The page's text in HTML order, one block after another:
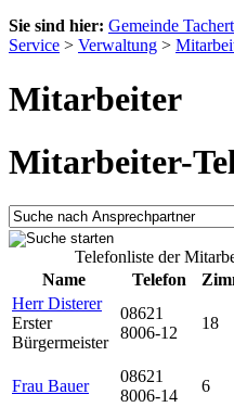
Sie sind hier: Gemeinde
Service > Verwaltung >
Mitarbeiter
Mitarbeiter-
Telefonliste der
Name
Telefon
Herr Disterer
Erster
Bürgermeister
08621
8006-12
18
Frau Bauer
08621
8006-14
6